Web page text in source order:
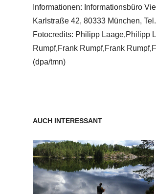
Informationen: Informationsbüro
Karlstraße 42, 80333 München,
Fotocredits: Philipp Laage,Philipp
Rumpf,Frank Rumpf,Frank
(dpa/tmn)
AUCH INTERESSANT